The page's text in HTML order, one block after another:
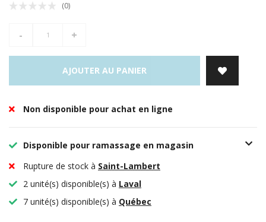
(0)
- +
AJOUTER AU PANIER
Non disponible pour achat en ligne
Disponible pour ramassage en magasin
Rupture de stock à Saint-Lambert
2 unité(s) disponible(s) à Laval
7 unité(s) disponible(s) à Québec